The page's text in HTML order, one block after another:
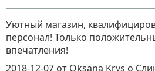
Уютный магазин,
персонал! Только
впечатления!
2018-12-07 от Oksana Krys о